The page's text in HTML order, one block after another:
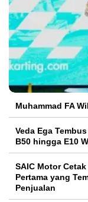
Muhammad FA
Veda Ega
B50 hingga E10
SAIC Motor
Pertama yang
Penjualan